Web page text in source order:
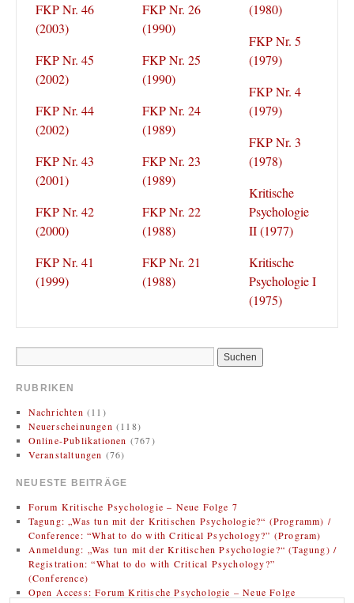
FKP Nr. 46
(2003)
FKP Nr. 45
(2002)
FKP Nr. 44
(2002)
FKP Nr. 43
(2001)
FKP Nr. 42
(2000)
FKP Nr. 41
(1999)
FKP Nr. 26
(1990)
FKP Nr. 25
(1990)
FKP Nr. 24
(1989)
FKP Nr. 23
(1989)
FKP Nr. 22
(1988)
FKP Nr. 21
(1988)
(1980)
FKP Nr. 5
(1979)
FKP Nr. 4
(1979)
FKP Nr. 3
(1978)
Kritische
Psychologie
II (1977)
Kritische
Psychologie I
(1975)
RUBRIKEN
Nachrichten (11)
Neuerscheinungen (118)
Online-Publikationen (767)
Veranstaltungen (76)
NEUESTE BEITRÄGE
Forum Kritische Psychologie – Neue Folge 7
Tagung: „Was tun mit der Kritischen Psychologie?“ (Programm) /
Conference: “What to do with Critical Psychology?” (Program)
Anmeldung: „Was tun mit der Kritischen Psychologie?“ (Tagung) /
Registration: “What to do with Critical Psychology?”
(Conference)
Open Access: Forum Kritische Psychologie – Neue Folge